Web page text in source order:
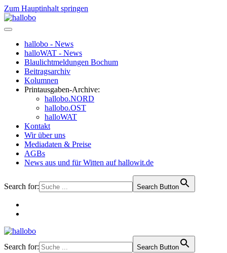
Zum Hauptinhalt springen
hallobo - News
halloWAT - News
Blaulichtmeldungen Bochum
Beitragsarchiv
Kolumnen
Printausgaben-Archive:
hallobo.NORD
hallobo.OST
halloWAT
Kontakt
Wir über uns
Mediadaten & Preise
AGBs
News aus und für Witten auf hallowit.de
Search for: Search Button
Search for: Search Button